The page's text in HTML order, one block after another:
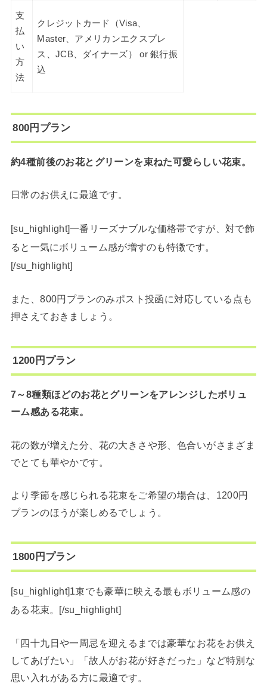
支
払
い
方
法
クレジットカード（Visa、
Master、アメリカンエクスプレ
ス、JCB、ダイナーズ） or 銀行振
込
800円プラン
約4種前後のお花とグリーンを束ねた可愛らしい花束。
日常のお供えに最適です。
[su_highlight]一番リーズナブルな価格帯ですが、対で飾
ると一気にボリューム感が増すのも特徴です。
[/su_highlight]
また、800円プランのみポスト投函に対応している点も
押さえておきましょう。
1200円プラン
7～8種類ほどのお花とグリーンをアレンジしたボリュ
ーム感ある花束。
花の数が増えた分、花の大きさや形、色合いがさまざま
でとても華やかです。
より季節を感じられる花束をご希望の場合は、1200円
プランのほうが楽しめるでしょう。
1800円プラン
[su_highlight]1束でも豪華に映える最もボリューム感の
ある花束。[/su_highlight]
「四十九日や一周忌を迎えるまでは豪華なお花をお供え
してあげたい」「故人がお花が好きだった」など特別な
思い入れがある方に最適です。